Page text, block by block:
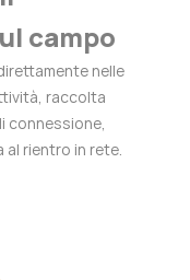
campo
nelle
raccolta
connessione,
rientro in rete.